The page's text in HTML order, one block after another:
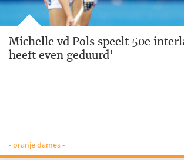
Michelle vd Pols speelt 50e
heeft even geduurd’
- oranje dames -